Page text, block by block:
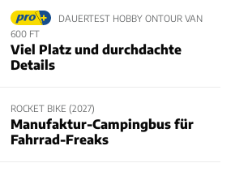
DAUERTEST HOBBY ONTOUR VAN
600 FT
Viel Platz und durchdachte
Details
ROCKET BIKE (2027)
Manufaktur-Campingbus für
Fahrrad-Freaks